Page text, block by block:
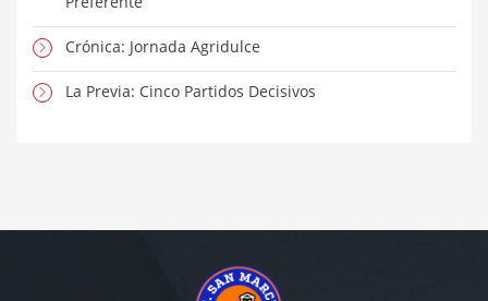
Crónica: Jornada Agridulce
La Previa: Cinco Partidos Decisivos